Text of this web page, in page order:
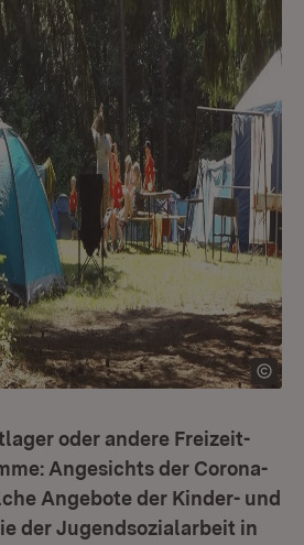
oder andere Freizeit-
Angesichts der Corona-
Angebote der Kinder- und
der Jugendsozialarbeit in